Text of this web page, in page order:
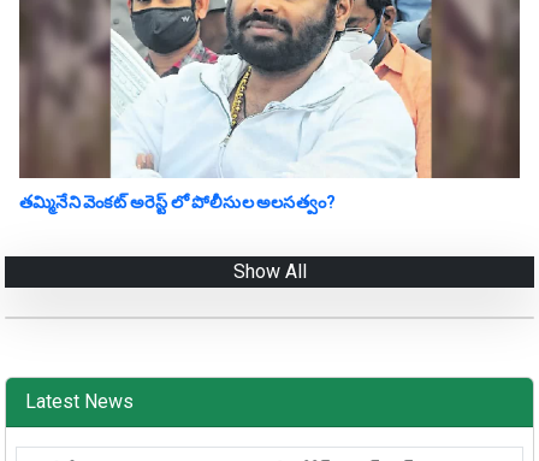
తమ్మినేని వెంకట్ అరెస్ట్ లో పోలీసుల అలసత్వం?
Show All
Latest News